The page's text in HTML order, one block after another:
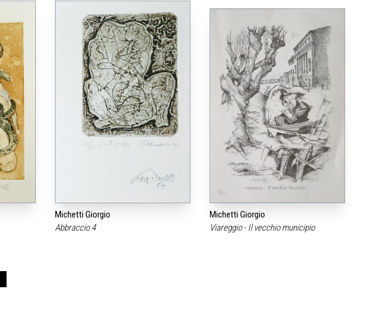
Michetti Giorgio
Abbraccio 4
Michetti Giorgio
Viareggio - Il vecchio municipio